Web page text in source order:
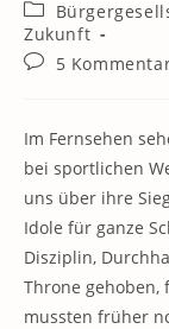
Beitrags-
Kategorie:
Zukunft
Beitrags-
5
Im Fernsehen
bei sportlichen
uns über ihre
Idole für ganze
Disziplin,
Throne gehoben,
mussten früher